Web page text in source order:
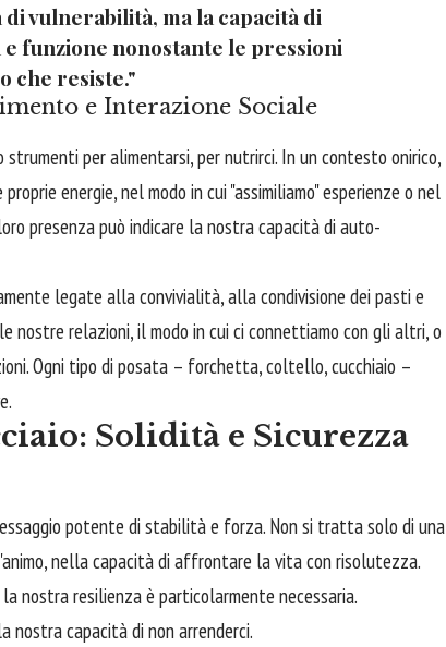
vulnerabilità, ma la capacità di
funzione nonostante le pressioni
che resiste."
e Interazione Sociale
per alimentarsi, per nutrirci. In un contesto onirico,
energie, nel modo in cui "assimiliamo" esperienze o nel
presenza può indicare la nostra capacità di auto-
legate alla convivialità, alla condivisione dei pasti e
nostre relazioni, il modo in cui ci connettiamo con gli altri, o
Ogni tipo di posata – forchetta, coltello, cucchiaio –
Solidità e Sicurezza
potente di stabilità e forza. Non si tratta solo di una
nella capacità di affrontare la vita con risolutezza.
nostra resilienza è particolarmente necessaria.
capacità di non arrenderci.